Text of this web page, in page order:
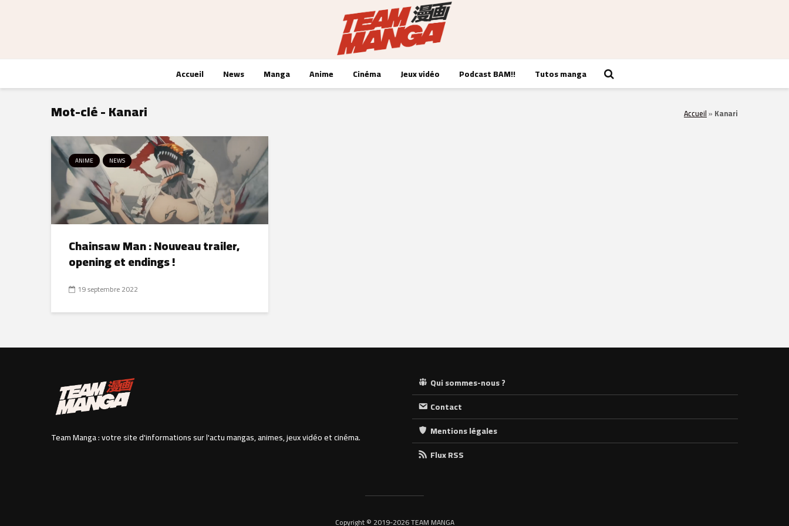
Accueil News Manga Anime Cinéma Jeux vidéo Podcast BAM!! Tutos manga
Mot-clé - Kanari Accueil» Kanari
ANIME NEWS
Chainsaw Man : Nouveau trailer,
opening et endings !
19 septembre 2022
Team Manga : votre site d'informations sur l'actu mangas, animes, jeux vidéo et cinéma.
Qui sommes-nous ?
Contact
Mentions légales
Flux RSS
Copyright © 2019-2026 TEAM MANGA